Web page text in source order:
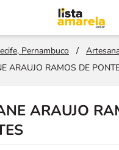
Pernambuco /
ARAUJO RAMOS DE
ARAUJO